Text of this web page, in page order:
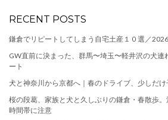
RECENT POSTS
鎌倉でリピートしてしまう自宅土産１０選／
GW直前に決まった、群馬〜埼玉〜軽井沢の犬
ート
犬と神奈川から京都へ｜春のドライブ、少しだ
桜の段葛、家族と犬と久しぶりの鎌倉・春散歩
時間帯に注意